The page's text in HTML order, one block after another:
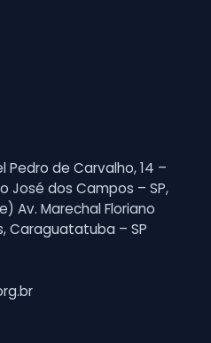
Pedro de Carvalho, 14 –
José dos Campos – SP,
Av. Marechal Floriano
Caraguatatuba – SP